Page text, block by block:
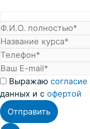
Выражаю coглacие
данных и с офертой